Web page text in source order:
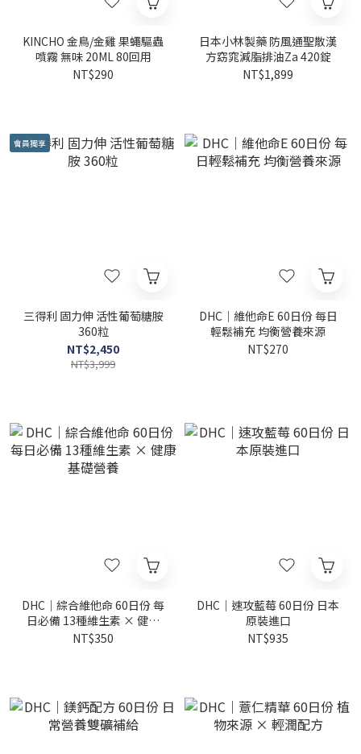
KINCHO 金鳥/金雞 果蠅驅蟲
噴霧 無味 20ML 80回用
NT$290
日本小林製藥 防風通聖散漢
方窈窕減脂排油Za 420錠
NT$1,899
會員獨享
三得利 固力伸 活性葡萄糖胺
360粒
NT$2,450
NT$3,999
DHC｜維他命E 60日份 每日
輕鬆補充 均衡營養來源
NT$270
DHC｜綜合維他命 60日份 每
日必備 13種維生素 × 健康
基礎營養
NT$350
DHC｜速攻藍莓 60日份 日本
原裝進口
NT$935